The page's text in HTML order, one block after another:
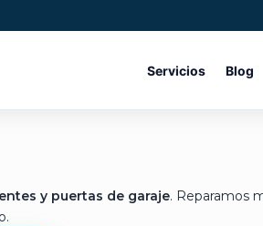
Servicios Blog
y puertas de garaje. Reparamos